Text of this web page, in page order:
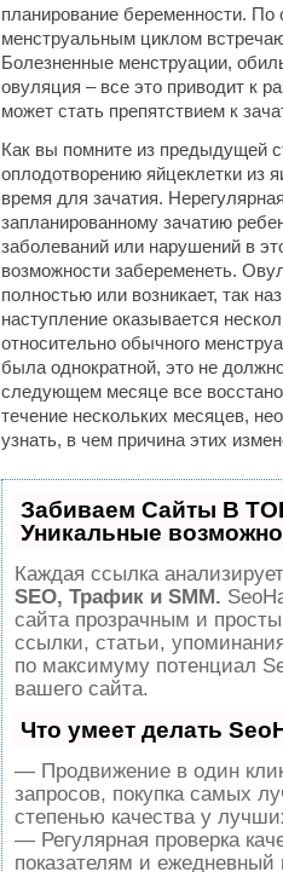
планирование беременности. По
менструальным циклом
Болезненные менструации,
овуляция – все это приводит к
может стать препятствием к
Как вы помните из предыдущей
оплодотворению яйцеклетки из
время для зачатия.
запланированному зачатию
заболеваний или нарушений в
возможности забеременеть.
полностью или возникает, так
наступление оказывается
относительно обычного
была однократной, это не
следующем месяце все
течение нескольких месяцев,
узнать, в чем причина этих
Забиваем Сайты В
Уникальные
Каждая ссылка
SEO, Трафик и SMM.
сайта прозрачным и
ссылки, статьи,
по максимуму потенциал
вашего сайта.
Что умеет делать
— Продвижение в один
запросов, покупка самых
степенью качества у
— Регулярная проверка
показателям и ежедневный